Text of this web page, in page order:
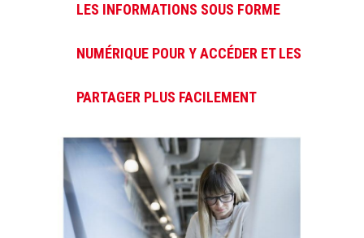
LES INFORMATIONS SOUS FORME
NUMÉRIQUE POUR Y ACCÉDER ET LES
PARTAGER PLUS FACILEMENT